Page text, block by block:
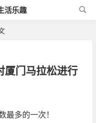
活乐趣
厦门马拉松进行
最多的一次！